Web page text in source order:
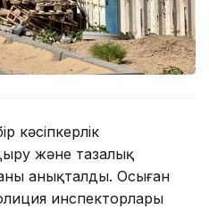
кәсіпкерлік
және тазалық
анықталды. Осыған
инспекторлары